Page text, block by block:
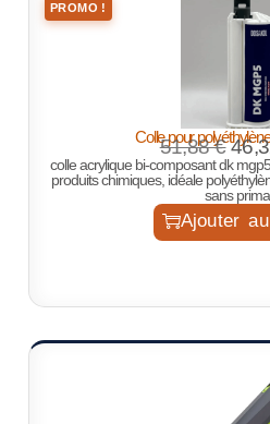
PROMO !
Colle pour
51,88€
colle acrylique bi-composant dk
produits chimiques, idéale
sans
Ajouter